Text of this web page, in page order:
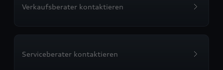
Verkaufsberater kontaktieren
Serviceberater kontaktieren